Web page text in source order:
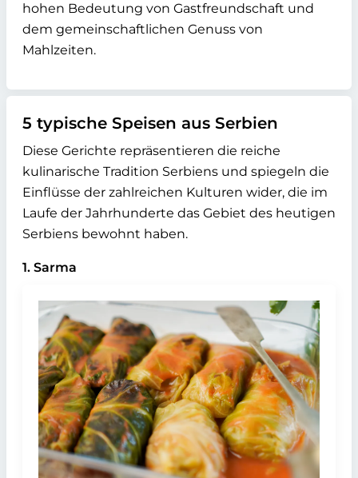
hohen Bedeutung von Gastfreundschaft und
dem gemeinschaftlichen Genuss von
Mahlzeiten.
5 typische Speisen aus Serbien
Diese Gerichte repräsentieren die reiche
kulinarische Tradition Serbiens und spiegeln die
Einflüsse der zahlreichen Kulturen wider, die im
Laufe der Jahrhunderte das Gebiet des heutigen
Serbiens bewohnt haben.
1. Sarma